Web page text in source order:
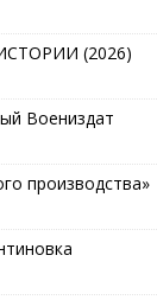
(2026)
Воениздат
производства»